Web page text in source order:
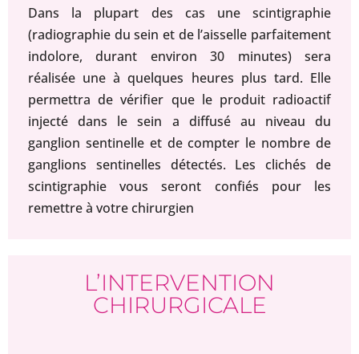
Dans la plupart des cas une scintigraphie
(radiographie du sein et de l’aisselle parfaitement
indolore, durant environ 30 minutes) sera
réalisée une à quelques heures plus tard. Elle
permettra de vérifier que le produit radioactif
injecté dans le sein a diffusé au niveau du
ganglion sentinelle et de compter le nombre de
ganglions sentinelles détectés. Les clichés de
scintigraphie vous seront confiés pour les
remettre à votre chirurgien
L’INTERVENTION
CHIRURGICALE